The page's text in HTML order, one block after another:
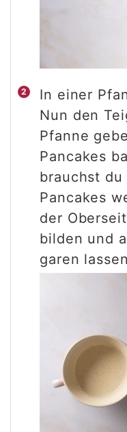
In einer
Nun den
Pfanne
Pancakes
brauchst du
Pancakes
der
bilden und
garen